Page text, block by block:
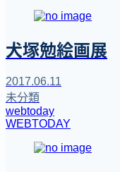
犬塚勉絵画展
2017.06.11
未分類
webtoday
WEBTODAY